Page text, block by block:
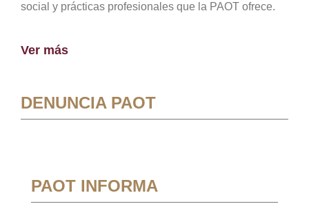
social y prácticas profesionales que la PAOT ofrece.
Ver más
DENUNCIA PAOT
PAOT INFORMA